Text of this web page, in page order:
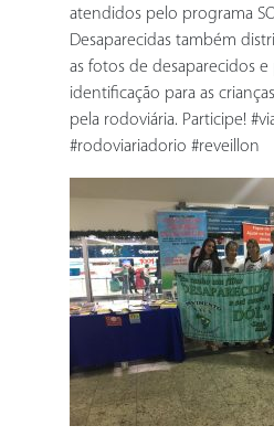
atendidos pelo programa
Desaparecidas também
as fotos de desaparecidos e
identificação para as
pela rodoviária. Participe!
#rodoviariadorio #reveillon